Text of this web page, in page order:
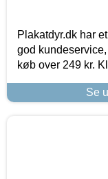
Plakatdyr.dk har
god
køb over 249 kr.
Se